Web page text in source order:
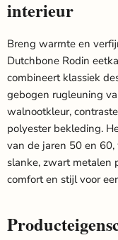
interieur
Breng warmte en
Dutchbone Rodin
combineert klassiek
gebogen rugleuning
walnootkleur,
polyester bekleding.
van de jaren 50 en
slanke, zwart metalen
comfort en stijl voor